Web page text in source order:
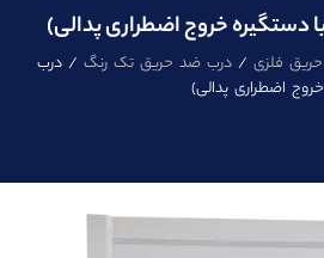
خروج اضطراری پدالی)
فلزی / درب ضد حریق تک رنگ / درب
اضطراری پدالی)